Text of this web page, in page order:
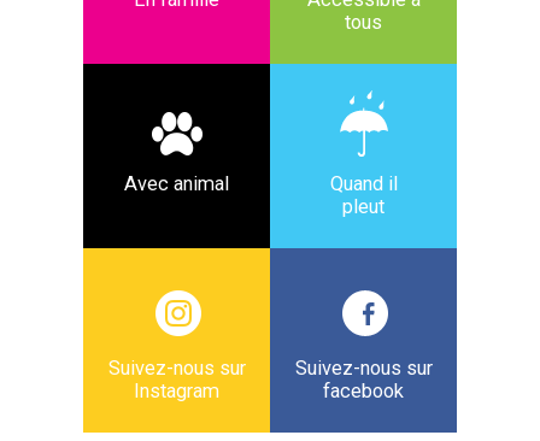
tous
Avec animal
Quand il
pleut
Suivez-nous sur
Instagram
Suivez-nous sur
facebook